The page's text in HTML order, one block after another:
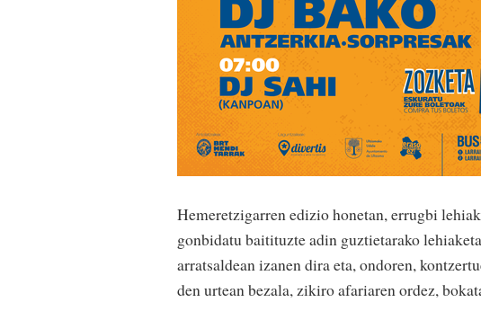
Hemeretzigarren edizio honetan, errugbi
gonbidatu baitituzte adin guztietarako
arratsaldean izanen dira eta, ondoren,
den urtean bezala, zikiro afariaren ordez,